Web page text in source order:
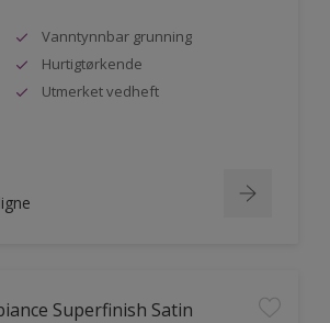
Vanntynnbar grunning
Hurtigtørkende
Utmerket vedheft
Superfinish Satin